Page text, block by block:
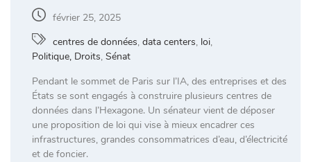
février 25, 2025
centres de données, data centers, loi,
Politique, Droits, Sénat
Pendant le sommet de Paris sur l’IA, des entreprises et des
États se sont engagés à construire plusieurs centres de
données dans l’Hexagone. Un sénateur vient de déposer
une proposition de loi qui vise à mieux encadrer ces
infrastructures, grandes consommatrices d’eau, d’électricité
et de foncier.